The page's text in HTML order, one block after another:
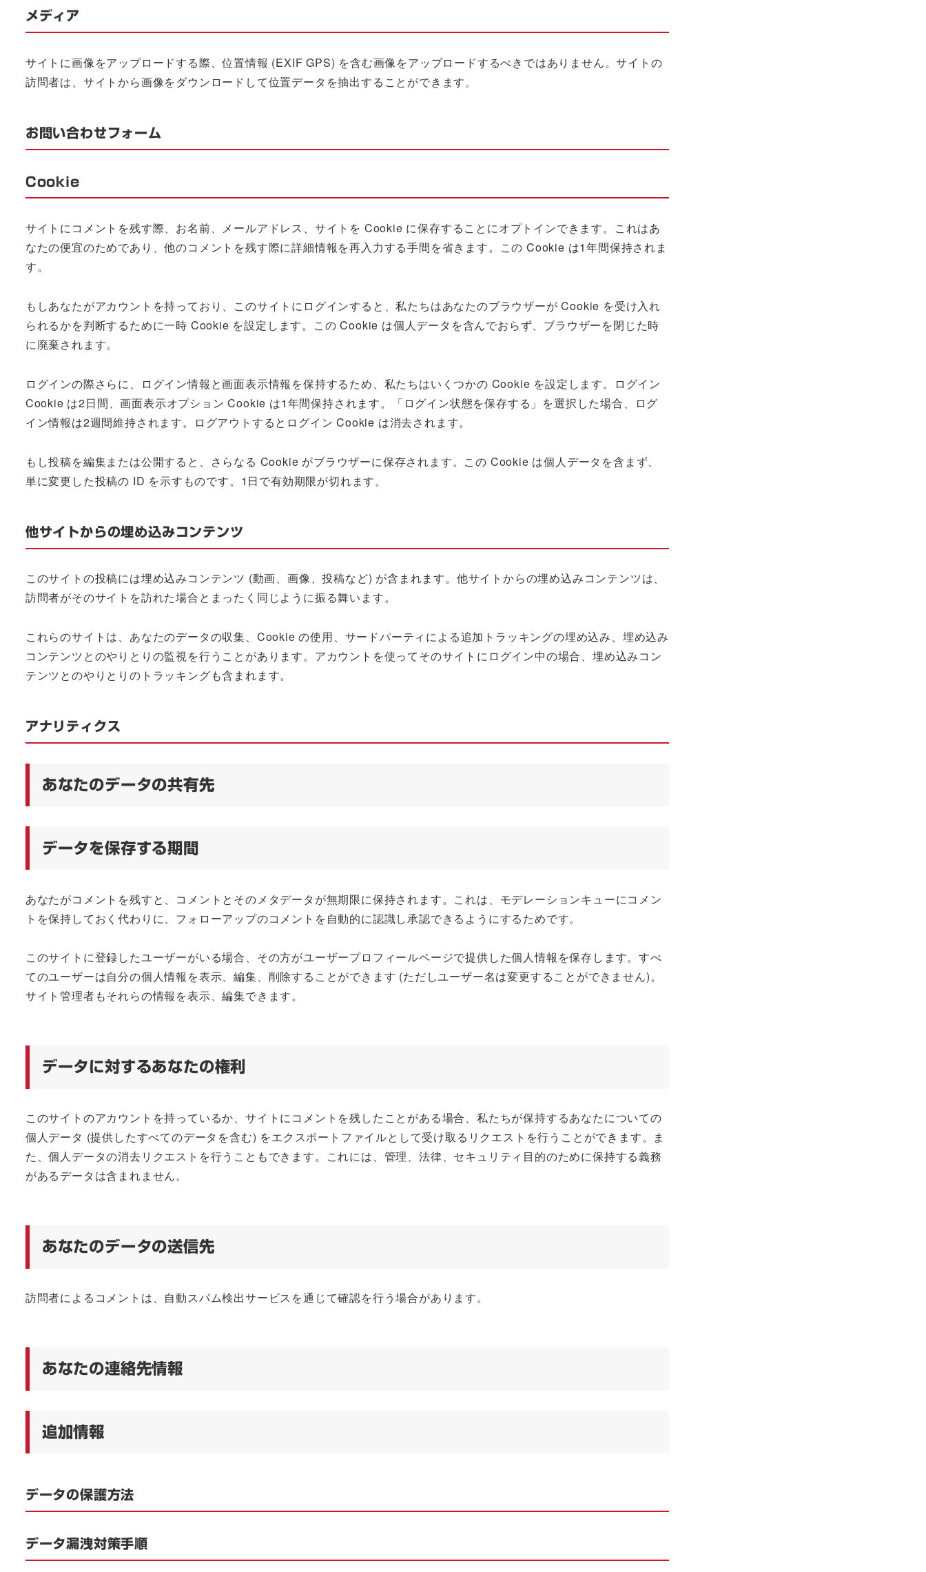
メディア
サイトに画像をアップロードする際、位置情報 (EXIF GPS) を含む画像をアップロードするべきではありません。サイトの
訪問者は、サイトから画像をダウンロードして位置データを抽出することができます。
お問い合わせフォーム
Cookie
サイトにコメントを残す際、お名前、メールアドレス、サイトを Cookie に保存することにオプトインできます。これはあ
なたの便宜のためであり、他のコメントを残す際に詳細情報を再入力する手間を省きます。この Cookie は1年間保持されま
す。
もしあなたがアカウントを持っており、このサイトにログインすると、私たちはあなたのブラウザーが Cookie を受け入れ
られるかを判断するために一時 Cookie を設定します。この Cookie は個人データを含んでおらず、ブラウザーを閉じた時
に廃棄されます。
ログインの際さらに、ログイン情報と画面表示情報を保持するため、私たちはいくつかの Cookie を設定します。ログイン
Cookie は2日間、画面表示オプション Cookie は1年間保持されます。「ログイン状態を保存する」を選択した場合、ログ
イン情報は2週間維持されます。ログアウトするとログイン Cookie は消去されます。
もし投稿を編集または公開すると、さらなる Cookie がブラウザーに保存されます。この Cookie は個人データを含まず、
単に変更した投稿の ID を示すものです。1日で有効期限が切れます。
他サイトからの埋め込みコンテンツ
このサイトの投稿には埋め込みコンテンツ (動画、画像、投稿など) が含まれます。他サイトからの埋め込みコンテンツは、
訪問者がそのサイトを訪れた場合とまったく同じように振る舞います。
これらのサイトは、あなたのデータの収集、Cookie の使用、サードパーティによる追加トラッキングの埋め込み、埋め込み
コンテンツとのやりとりの監視を行うことがあります。アカウントを使ってそのサイトにログイン中の場合、埋め込みコン
テンツとのやりとりのトラッキングも含まれます。
アナリティクス
あなたのデータの共有先
データを保存する期間
あなたがコメントを残すと、コメントとそのメタデータが無期限に保持されます。これは、モデレーションキューにコメン
トを保持しておく代わりに、フォローアップのコメントを自動的に認識し承認できるようにするためです。
このサイトに登録したユーザーがいる場合、その方がユーザープロフィールページで提供した個人情報を保存します。すべ
てのユーザーは自分の個人情報を表示、編集、削除することができます (ただしユーザー名は変更することができません)。
サイト管理者もそれらの情報を表示、編集できます。
データに対するあなたの権利
このサイトのアカウントを持っているか、サイトにコメントを残したことがある場合、私たちが保持するあなたについての
個人データ (提供したすべてのデータを含む) をエクスポートファイルとして受け取るリクエストを行うことができます。ま
た、個人データの消去リクエストを行うこともできます。これには、管理、法律、セキュリティ目的のために保持する義務
があるデータは含まれません。
あなたのデータの送信先
訪問者によるコメントは、自動スパム検出サービスを通じて確認を行う場合があります。
あなたの連絡先情報
追加情報
データの保護方法
データ漏洩対策手順